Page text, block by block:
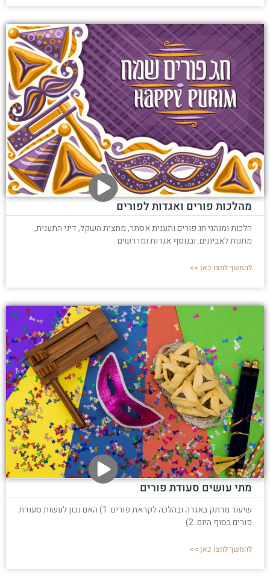
מהלכות פורים ואגדות לפורים
הלכות ומנהגי חג פורים ותענית אסתר, מחצית השקל, דיני התענית,
מתנות לאביונים. ובנוסף אגדות ומדרשים
להמשך לחצו כאן >>
מתי עושים סעודת פורים
שיעור מרתק באגדה ובהלכה לקראת פורים. 1) האם נכון לעשות סעודת
פורים בסוף היום. 2)
להמשך לחצו כאן >>